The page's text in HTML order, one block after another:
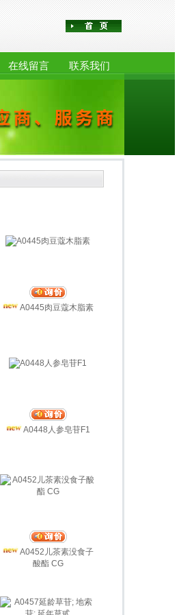
在线留言 联系我们
A0445肉豆蔻木脂素
A0448人参皂苷F1
A0452儿茶素没食子
酸酯 CG